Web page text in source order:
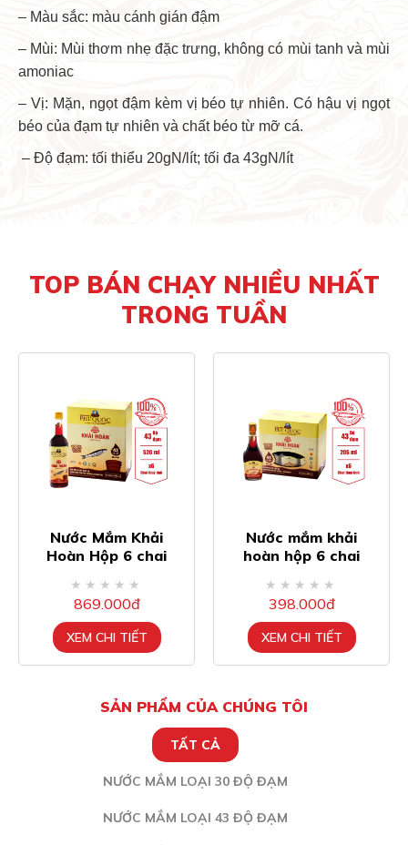
– Màu sắc: màu cánh gián đậm
– Mùi: Mùi thơm nhẹ đặc trưng, không có mùi tanh và mùi
amoniac
– Vị: Mặn, ngọt đậm kèm vị béo tự nhiên. Có hậu vị ngọt
béo của đạm tự nhiên và chất béo từ mỡ cá.
– Độ đạm: tối thiểu 20gN/lít; tối đa 43gN/lít
TOP BÁN CHẠY NHIỀU NHẤT
TRONG TUẦN
Nước mắm khải
hoàn hộp 6 chai
398.000đ
XEM CHI TIẾT
Nước Mắm Khải
Hoàn 520ml 43 độ
chai
1.709.000đ
XEM CHI TIẾT
SẢN PHẨM CỦA CHÚNG TÔI
TẤT CẢ
NƯỚC MẮM LOẠI 30 ĐỘ ĐẠM
NƯỚC MẮM LOẠI 43 ĐỘ ĐẠM